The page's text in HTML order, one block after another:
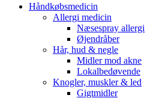
Håndkøbsmedicin
Allergi medicin
Næsespray allergi
Øjendråber
Hår, hud & negle
Midler mod akne
Lokalbedøvende
Knogler, muskler & led
Gigtmidler